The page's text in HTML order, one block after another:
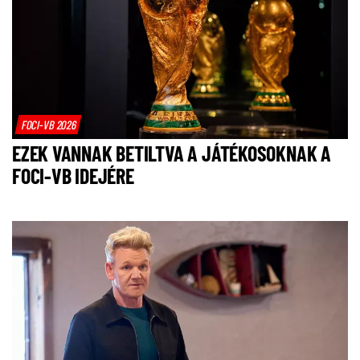
FOCI-VB 2026
EZEK VANNAK BETILTVA A JÁTÉKOSOKNAK A
FOCI-VB IDEJÉRE